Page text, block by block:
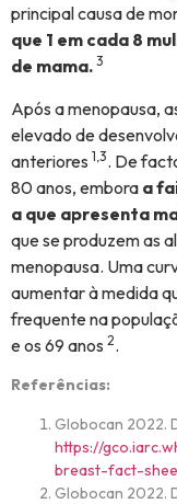
principal causa de
que 1 em cada 8
de mama. 3
Após a menopausa,
elevado de
anteriores 1,3. De
80 anos, embora a
a que apresenta
que se produzem as
menopausa. Uma
aumentar à medida
frequente na
e os 69 anos 2.
Referências:
Globocan 2022.
https://
breast-fact-
Globocan 2022.